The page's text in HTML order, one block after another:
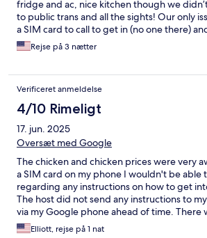
fridge and ac, nice kitchen though we
to public trans and all the sights! Our only
a SIM card to call to get in (no one there)
understand that so we had to find a shop to
SIM card/ phone then your fine! Awesome
Rejse på 3 nætter
Verificeret anmeldelse
4/10 Rimeligt
17. jun. 2025
Oversæt med Google
The chicken and chicken prices were very
a SIM card on my phone I wouldn't be able
regarding any instructions on how to get
The host did not send any instructions to
via my Google phone ahead of time. There
instructions on how to park and I had to
Elliott, rejse på 1 nat